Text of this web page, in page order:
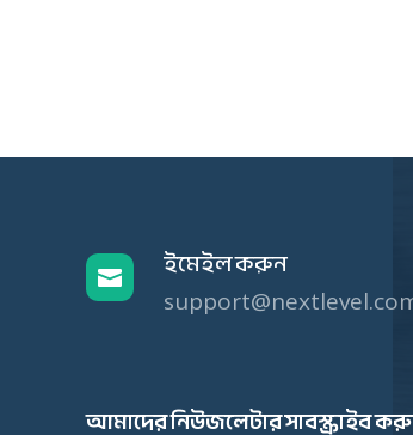
 ইমেইল করুন
আমাদের নিউজলেটার সাবস্ক্রাইব